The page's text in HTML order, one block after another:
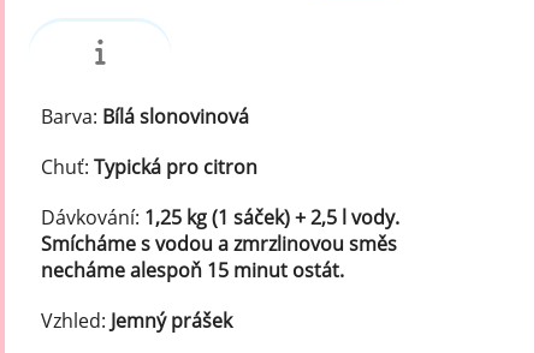
Barva: Bílá slonovinová
Chuť:Typická pro citron
Dávkování: 1,25 kg (1 sáček) + 2,5 l vody.
Smícháme s vodou a zmrzlinovou směs
necháme alespoň 15 minut ostát.
Vzhled: Jemný prášek